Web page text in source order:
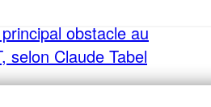
obstacle au
selon Claude Tabel